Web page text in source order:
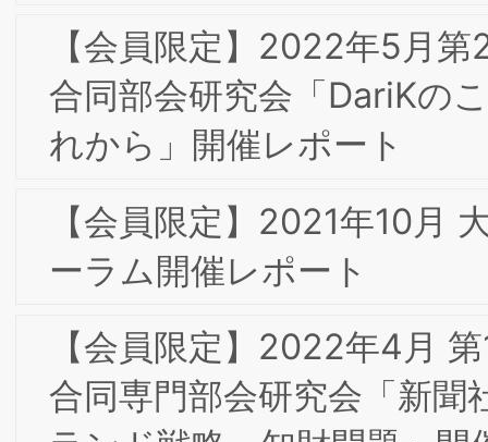
【会員限定】2019年9⽉ 第15回東京プチ
フォーラム 「”AI が切り開く未来” ～AI
で何が変わるのか？～」
ーラム 「“交差集積”の時代における我が
国ジャパンブランドに求められている
2019年7月 第14回東京フォーラム
2019年 新年のご挨拶